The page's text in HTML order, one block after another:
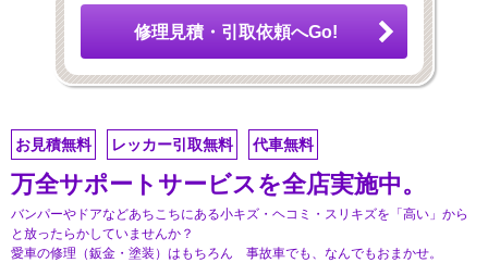
修理見積・引取依頼へGo!
お見積無料 レッカー引取無料 代車無料
万全サポートサービスを全店実施中。
バンパーやドアなどあちこちにある小キズ・ヘコミ・スリキズを「高い」から
と放ったらかしていませんか？
愛車の修理（鈑金・塗装）はもちろん 事故車でも、なんでもおまかせ。